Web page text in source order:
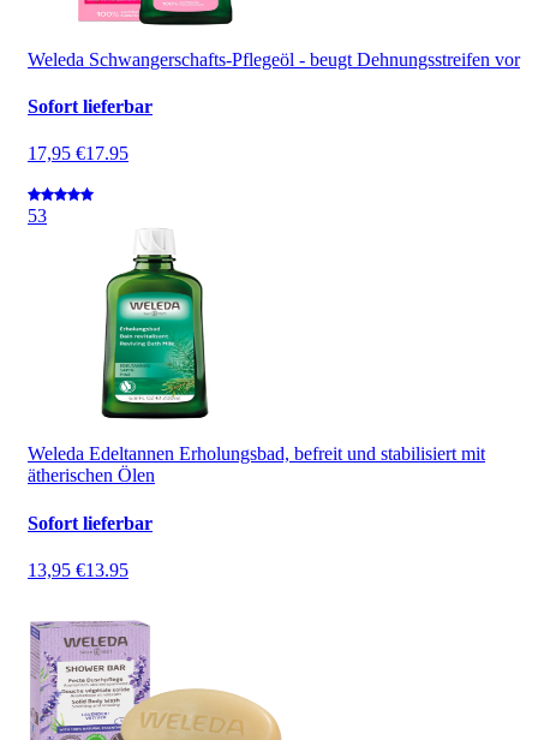
Weleda Schwangerschafts-Pflegeöl - beugt Dehnungsstreifen vor
Sofort lieferbar
17,95 €17.95
53
Weleda Edeltannen Erholungsbad, befreit und stabilisiert mit
ätherischen Ölen
Sofort lieferbar
13,95 €13.95